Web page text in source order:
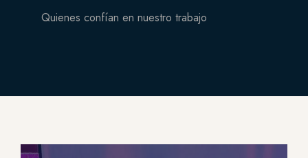
Quienes confían en nuestro trabajo